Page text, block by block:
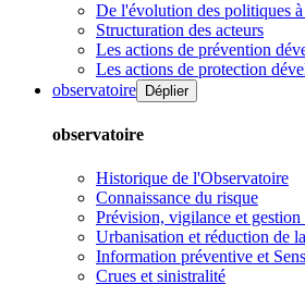
De l'évolution des politiques
Structuration des acteurs
Les actions de prévention
Les actions de protection
observatoire
Déplier
observatoire
Historique de l'Observatoire
Connaissance du risque
Prévision, vigilance et gestion
Urbanisation et réduction de
Information préventive et
Crues et sinistralité